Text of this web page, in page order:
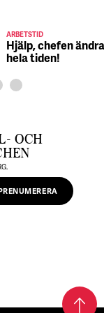
ARBETSTID
Hjälp, chefen
hela tiden!
OCH